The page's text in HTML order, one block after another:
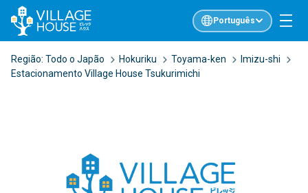
Português
Região: Todo o Japão Hokuriku Toyama-ken
Imizu-shi
Estacionamento Village House Tsukurimichi